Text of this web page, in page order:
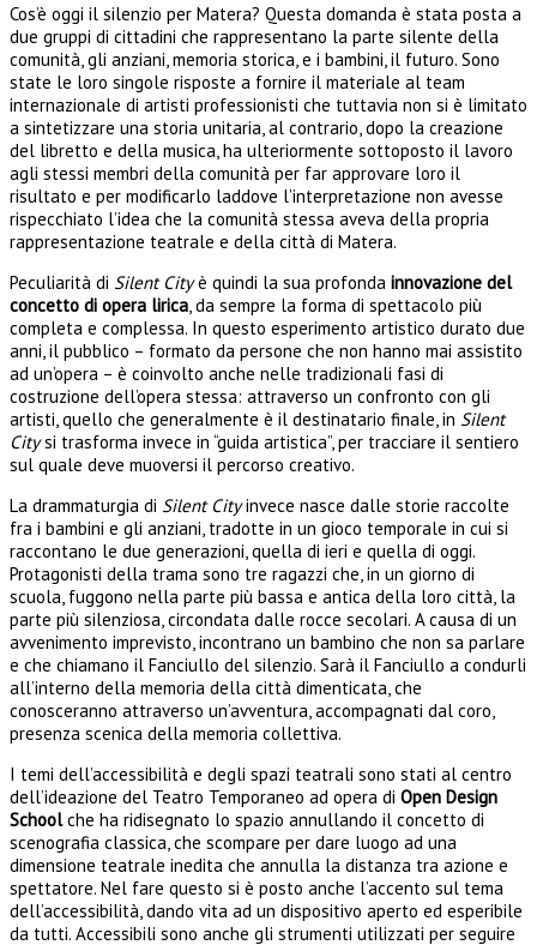
Cos’è oggi il silenzio per Matera? Questa domanda è stata posta a
due gruppi di cittadini che rappresentano la parte silente della
comunità, gli anziani, memoria storica, e i bambini, il futuro. Sono
state le loro singole risposte a fornire il materiale al team
internazionale di artisti professionisti che tuttavia non si è limitato
a sintetizzare una storia unitaria, al contrario, dopo la creazione
del libretto e della musica, ha ulteriormente sottoposto il lavoro
agli stessi membri della comunità per far approvare loro il
risultato e per modificarlo laddove l’interpretazione non avesse
rispecchiato l’idea che la comunità stessa aveva della propria
rappresentazione teatrale e della città di Matera.
Peculiarità di Silent Cityè quindi la sua profonda innovazione del
concetto di opera lirica, da sempre la forma di spettacolo più
completa e complessa. In questo esperimento artistico durato due
anni, il pubblico – formato da persone che non hanno mai assistito
ad un’opera – è coinvolto anche nelle tradizionali fasi di
costruzione dell’opera stessa: attraverso un confronto con gli
artisti, quello che generalmente è il destinatario finale, in Silent
Citysi trasforma invece in “guida artistica”, per tracciare il sentiero
sul quale deve muoversi il percorso creativo.
La drammaturgia di Silent Cityinvece nasce dalle storie raccolte
fra i bambini e gli anziani, tradotte in un gioco temporale in cui si
raccontano le due generazioni, quella di ieri e quella di oggi.
Protagonisti della trama sono tre ragazzi che, in un giorno di
scuola, fuggono nella parte più bassa e antica della loro città, la
parte più silenziosa, circondata dalle rocce secolari. A causa di un
avvenimento imprevisto, incontrano un bambino che non sa parlare
e che chiamano il Fanciullo del silenzio. Sarà il Fanciullo a condurli
all’interno della memoria della città dimenticata, che
conosceranno attraverso un’avventura, accompagnati dal coro,
presenza scenica della memoria collettiva.
I temi dell’accessibilità e degli spazi teatrali sono stati al centro
dell’ideazione del Teatro Temporaneo ad opera di Open Design
Schoolche ha ridisegnato lo spazio annullando il concetto di
scenografia classica, che scompare per dare luogo ad una
dimensione teatrale inedita che annulla la distanza tra azione e
spettatore. Nel fare questo si è posto anche l’accento sul tema
dell’accessibilità, dando vita ad un dispositivo aperto ed esperibile
da tutti. Accessibili sono anche gli strumenti utilizzati per seguire